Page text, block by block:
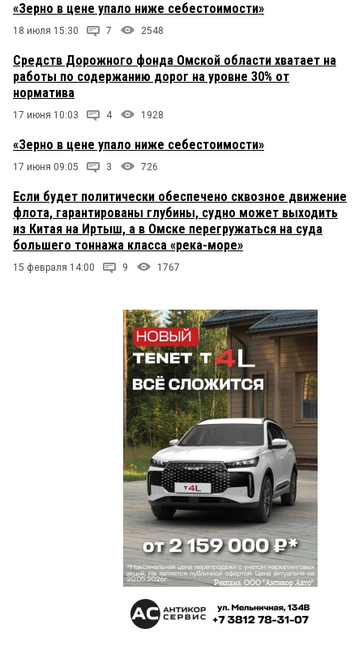
Маргарита, почём беоёшь за свои
оптимистические опусы?
Ильич 11 мая 2025 в 12:16:
А что не космических барж сразу?Вы баланс
Маргарита 11 мая 2025 в 11:32:
Вот опять цепляется к словам и мелочам Олег
Лизгунов. Желание влезть во всё не дает покоя.
Оно понятно — его неудержимая энерния давно
никому не нужна, а выпускать ее куда-то надо. ))
Но хочу заметить, что новости о намерениях
ничуть не менее интересны, чем о сделанном
(интересно ждать, следить). Это нормальная
форма подачи материала, если опустить всякие
11 мая 2025 в 11:07:
При таких прибылях можно даже один кран
китайский купить и с него лапшу на уши
разбрасывать.
Олег Лизгунов 11 мая 2025 в 09:42:
«Сергей САНДУЛОВ построит в Омске завод по
производству судов класса «река-море»»
Умиляют заголовки заметок. «Построит». Дай
Бог, конечно. НО. Алексей Быков, Вам ли не знать.
Цитата из Бориса Натановича Стругацкого.
«Никогда не говори — сделаю. Говори —
СДЕЛАЛ». Не дословно конечно, но смысл тот.
«Зерно в цене упало ниже себестоимости»
18 июля 15:30 7 2548
Средств Дорожного фонда Омской области хватает на
работы по содержанию дорог на уровне 30% от
норматива
17 июня 10:03 4 1928
«Зерно в цене упало ниже себестоимости»
17 июня 09:05 3 726
Если будет политически обеспечено сквозное движение
флота, гарантированы глубины, судно может выходить
из Китая на Иртыш, а в Омске перегружаться на суда
большего тоннажа класса «река-море»
15 февраля 14:00 9 1767